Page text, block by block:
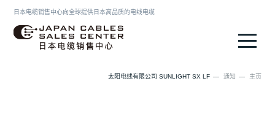
日本电缆销售中心向全球提供日本高品质的电线电缆
主页
通知
太阳电线有限公司 SUNLIGHT SX LF